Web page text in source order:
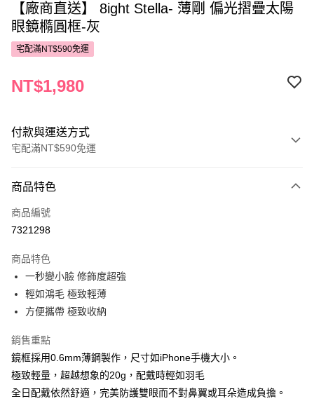
【廠商直送】 8ight Stella- 薄剛 偏光摺疊太陽
眼鏡橢圓框-灰
宅配滿NT$590免運
NT$1,980
付款與運送方式
宅配滿NT$590免運
POYA支付
信用卡一次付款
Apple Pay
街口支付
Google Pay
AFTEE先享後付
相關說明
商品特色
商品編號
7321298
商品特色
一秒變小臉 修飾度超強
輕如鴻毛 極致輕薄
方便攜帶 極致收納
銷售重點
鏡框採用0.6mm薄鋼製作，尺寸如iPhone手機大小。
極致輕量，超越想象的20g，配戴時輕如羽毛
全日配戴依然舒適，完美防護雙眼而不對鼻翼或耳朵造成負擔。